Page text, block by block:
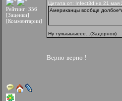
Рейтинг: 356
[Заценки]
[Комментарии]
Цитата от: Infect3d на 21 мая
Американцы вообще
Ну тупыыыыеее...(Задорнов)
Верно-верно !